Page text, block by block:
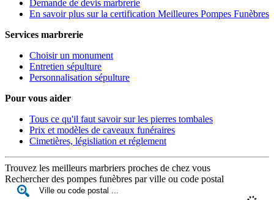
Demande de devis marbrerie
En savoir plus sur la certification Meilleures Pompes Funèbres
Services marbrerie
Choisir un monument
Entretien sépulture
Personnalisation sépulture
Pour vous aider
Tous ce qu'il faut savoir sur les pierres tombales
Prix et modèles de caveaux funéraires
Cimetières, législiation et réglement
Trouvez les meilleurs marbriers proches de chez vous
Rechercher des pompes funèbres par ville ou code postal